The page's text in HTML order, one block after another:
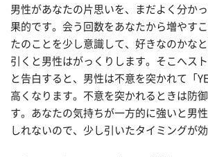
男性があなたの片思いを、まだよく分か
果的です。会う回数をあなたから増やす
たのことを少し意識して、好きなのかなと
引くと男性はがっくりします。そこへス
と告白すると、男性は不意を突かれて「
高くなります。不意を突かれるときは防
す。あなたの気持ちが一方的に強いと男
しれないので、少し引いたタイミングが効